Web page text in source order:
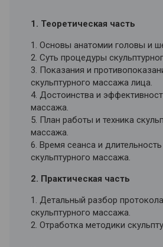
1. Теоретическая часть
1. Основы анатомии головы и
2. Суть процедуры
3. Показания и
скульптурного массажа лица.
4. Достоинства и
массажа.
5. План работы и техника
массажа.
6. Время сеанса и
скульптурного массажа.
2. Практическая часть
1. Детальный разбор
скульптурного массажа.
2. Отработка методики